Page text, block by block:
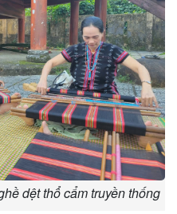
dệt thổ cẩm truyền thống